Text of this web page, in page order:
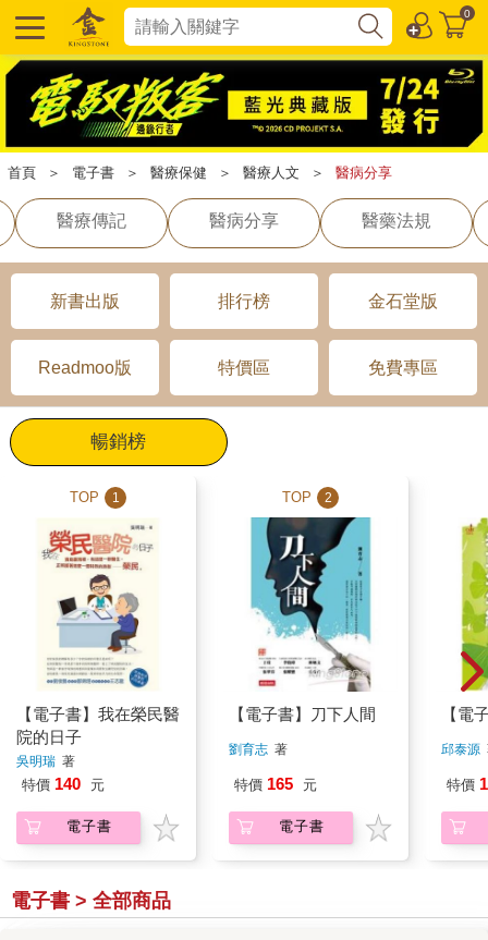
0
首頁 ＞ 電子書 ＞ 醫療保健 ＞ 醫療人文 ＞ 醫病分享
醫療傳記 醫病分享 醫藥法規
新書出版 排行榜 金石堂版
Readmoo版 特價區 免費專區
暢銷榜
TOP 1
【電子書】我在榮民醫
院的日子
吳明瑞 著
特價 140 元
電子書
TOP 2
【電子書】刀下人間
劉育志 著
特價 165 元
電子書
【電
邱泰源
特價
電子書 > 全部商品